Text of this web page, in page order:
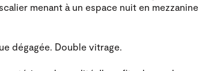
menant à un espace nuit en mezzanine
dégagée. Double vitrage.